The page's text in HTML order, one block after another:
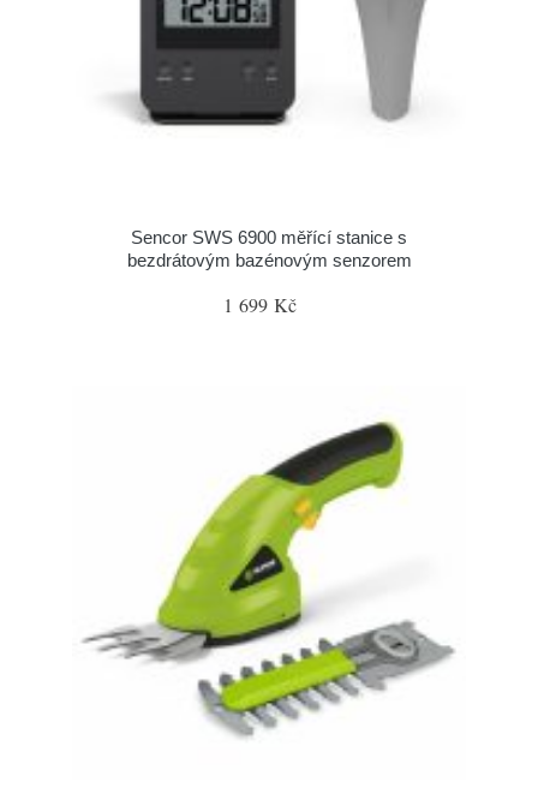
Sencor SWS 6900 měřící stanice s
bezdrátovým bazénovým senzorem
1 699 Kč